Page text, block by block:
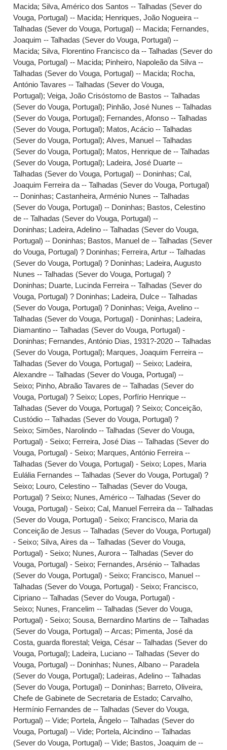
Macida; Silva, Américo dos Santos -- Talhadas (Sever do
Vouga, Portugal) -- Macida; Henriques, João Nogueira --
Talhadas (Sever do Vouga, Portugal) -- Macida; Fernandes,
Joaquim -- Talhadas (Sever do Vouga, Portugal) --
Macida; Silva, Florentino Francisco da -- Talhadas (Sever do
Vouga, Portugal) -- Macida; Pinheiro, Napoleão da Silva --
Talhadas (Sever do Vouga, Portugal) -- Macida; Rocha,
António Tavares -- Talhadas (Sever do Vouga,
Portugal);Veiga, João Crisóstomo de Bastos -- Talhadas
(Sever do Vouga, Portugal); Pinhão, José Nunes -- Talhadas
(Sever do Vouga, Portugal); Fernandes, Afonso -- Talhadas
(Sever do Vouga, Portugal); Matos, Acácio -- Talhadas
(Sever do Vouga, Portugal);Alves, Manuel -- Talhadas
(Sever do Vouga, Portugal); Matos, Henrique de -- Talhadas
(Sever do Vouga, Portugal); Ladeira, José Duarte --
Talhadas (Sever do Vouga, Portugal) -- Doninhas;Cal,
Joaquim Ferreira da -- Talhadas (Sever do Vouga, Portugal)
-- Doninhas;Castanheira, Arménio Nunes -- Talhadas
(Sever do Vouga, Portugal) -- Doninhas; Bastos, Celestino
de -- Talhadas (Sever do Vouga, Portugal) --
Doninhas; Ladeira, Adelino -- Talhadas (Sever do Vouga,
Portugal) -- Doninhas; Bastos, Manuel de -- Talhadas (Sever
do Vouga, Portugal) ? Doninhas; Ferreira, Artur -- Talhadas
(Sever do Vouga, Portugal) ? Doninhas; Ladeira, Augusto
Nunes -- Talhadas (Sever do Vouga, Portugal) ?
Doninhas; Duarte, Lucinda Ferreira -- Talhadas (Sever do
Vouga, Portugal) ? Doninhas; Ladeira, Dulce -- Talhadas
(Sever do Vouga, Portugal) ? Doninhas;Veiga, Avelino --
Talhadas (Sever do Vouga, Portugal) - Doninhas; Ladeira,
Diamantino -- Talhadas (Sever do Vouga, Portugal) -
Doninhas; Fernandes, António Dias, 1931?-2020 -- Talhadas
(Sever do Vouga, Portugal); Marques, Joaquim Ferreira --
Talhadas (Sever do Vouga, Portugal) -- Seixo; Ladeira,
Alexandre -- Talhadas (Sever do Vouga, Portugal) --
Seixo; Pinho, Abraão Tavares de -- Talhadas (Sever do
Vouga, Portugal) ? Seixo; Lopes, Porfírio Henrique --
Talhadas (Sever do Vouga, Portugal) ? Seixo;Conceição,
Custódio -- Talhadas (Sever do Vouga, Portugal) ?
Seixo; Simões, Narolindo -- Talhadas (Sever do Vouga,
Portugal) - Seixo; Ferreira, José Dias -- Talhadas (Sever do
Vouga, Portugal) - Seixo; Marques, António Ferreira --
Talhadas (Sever do Vouga, Portugal) - Seixo; Lopes, Maria
Eulália Fernandes -- Talhadas (Sever do Vouga, Portugal) ?
Seixo; Louro, Celestino -- Talhadas (Sever do Vouga,
Portugal) ? Seixo; Nunes, Américo -- Talhadas (Sever do
Vouga, Portugal) - Seixo;Cal, Manuel Ferreira da -- Talhadas
(Sever do Vouga, Portugal) - Seixo; Francisco, Maria da
Conceição de Jesus -- Talhadas (Sever do Vouga, Portugal)
- Seixo; Silva, Aires da -- Talhadas (Sever do Vouga,
Portugal) - Seixo; Nunes, Aurora -- Talhadas (Sever do
Vouga, Portugal) - Seixo; Fernandes, Arsénio -- Talhadas
(Sever do Vouga, Portugal) - Seixo; Francisco, Manuel --
Talhadas (Sever do Vouga, Portugal) - Seixo; Francisco,
Cipriano -- Talhadas (Sever do Vouga, Portugal) -
Seixo; Nunes, Francelim -- Talhadas (Sever do Vouga,
Portugal) - Seixo; Sousa, Bernardino Martins de -- Talhadas
(Sever do Vouga, Portugal) -- Arcas; Pimenta, José da
Costa, guarda florestal;Veiga, César -- Talhadas (Sever do
Vouga, Portugal); Ladeira, Luciano -- Talhadas (Sever do
Vouga, Portugal) -- Doninhas; Nunes, Albano -- Paradela
(Sever do Vouga, Portugal); Ladeiras, Adelino -- Talhadas
(Sever do Vouga, Portugal) -- Doninhas; Barreto, Oliveira,
Chefe de Gabinete de Secretaria de Estado;Carvalho,
Hermínio Fernandes de -- Talhadas (Sever do Vouga,
Portugal) -- Vide; Portela, Ângelo -- Talhadas (Sever do
Vouga, Portugal) -- Vide; Portela, Alcindino -- Talhadas
(Sever do Vouga, Portugal) -- Vide; Bastos, Joaquim de --